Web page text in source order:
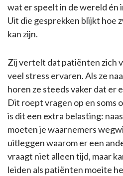
wat er speelt in de wereld én
Uit die gesprekken blijkt hoe
kan zijn.
Zij vertelt dat patiënten zich
veel stress ervaren. Als ze
horen ze steeds vaker dat er
Dit roept vragen op en soms
is dit een extra belasting:
moeten je waarnemers
uitleggen waarom er een
vraagt niet alleen tijd, maar
leiden als patiënten moeite